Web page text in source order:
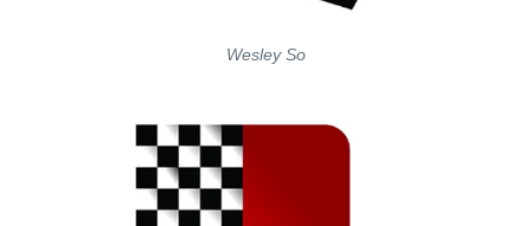
Wesley So